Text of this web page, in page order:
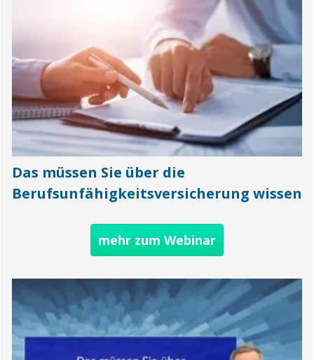
Das müssen Sie über die
Berufsunfähigkeitsversicherung wissen
mehr zum Webinar